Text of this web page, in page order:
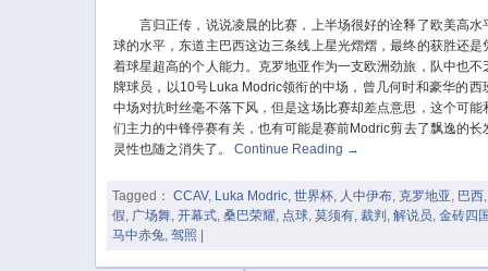
言归正传，说说凌晨的比赛，上半场很好的诠释了欧美高水
球的水平，东道主巴西这边三条线上星光熠熠，最终的获胜还是
着球星超高的个人能力。克罗地亚作为一支欧洲劲旅，队中也不
牌球员，以10号Luka Modric领衔的中场，曾几何时和豪华的西
中场对抗时丝毫不落下风，但是这场比赛却差点意思，这个可能
们主力的中锋停赛有关，也有可能是赛前Modric剪去了飘逸的长
灵性也随之消失了。
Continue Reading →
Tagged： CCAV, Luka Modric,世界杯, 人中伊布, 克罗地亚, 巴西
假, 广场舞,开幕式,桑巴荣耀, 点球,莫须有,裁判 ,解说员,金砖四
马中赤兔,驾照